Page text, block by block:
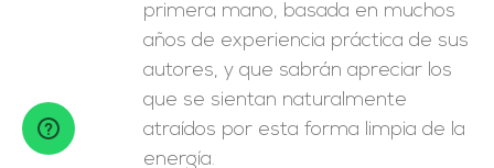
primera mano, basada en muchos
años de experiencia práctica de sus
autores, y que sabrán apreciar los
que se sientan naturalmente
atraídos por esta forma limpia de la
energía.